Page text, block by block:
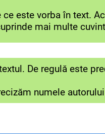
este vorba în text.
mai multe
De regulă este
numele